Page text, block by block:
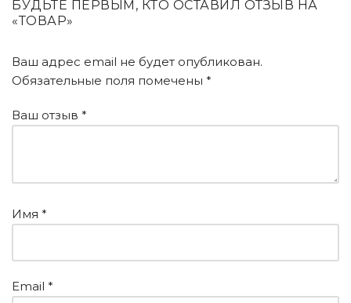
БУДЬТЕ ПЕРВЫМ, КТО ОСТАВИЛ ОТЗЫВ НА
«ТОВАР»
Ваш адрес email не будет опубликован.
Обязательные поля помечены *
Ваш отзыв *
Имя *
Email *